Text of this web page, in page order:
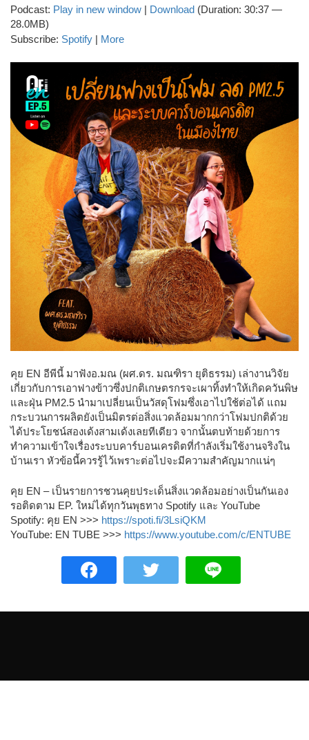
Podcast: Play in new window | Download (Duration: 30:37 —
28.0MB)
Subscribe: Spotify | More
คุย EN อีพีนี้ มาฟังอ.มณ (ผศ.ดร. มณฑิรา ยุติธรรม) เล่างานวิจัย
เกี่ยวกับการเอาฟางข้าวซึ่งปกติเกษตรกรจะเผาทิ้งทำให้เกิดควันพิษ
และฝุ่น PM2.5 นำมาเปลี่ยนเป็นวัสดุโฟมซึ่งเอาไปใช้ต่อได้ แถม
กระบวนการผลิตยังเป็นมิตรต่อสิ่งแวดล้อมมากกว่าโฟมปกติด้วย
ได้ประโยชน์สองเด้งสามเด้งเลยทีเดียว จากนั้นตบท้ายด้วยการ
ทำความเข้าใจเรื่องระบบคาร์บอนเครดิตที่กำลังเริ่มใช้งานจริงใน
บ้านเรา หัวข้อนี้ควรรู้ไว้เพราะต่อไปจะมีความสำคัญมากแน่ๆ
คุย EN – เป็นรายการชวนคุยประเด็นสิ่งแวดล้อมอย่างเป็นกันเอง
รอติดตาม EP. ใหม่ได้ทุกวันพุธทาง Spotify และ YouTube
Spotify: คุย EN >>> https://spoti.fi/3LsiQKM
YouTube: EN TUBE >>> https://www.youtube.com/c/ENTUBE